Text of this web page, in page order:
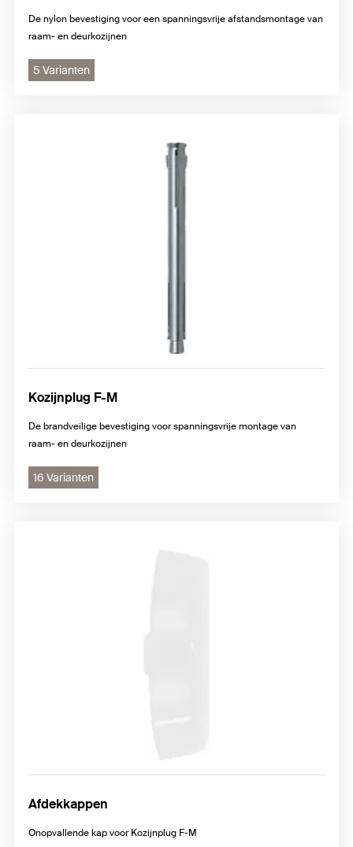
De nylon bevestiging voor een spanningsvrije afstandsmontage van
raam- en deurkozijnen
5 Varianten
Kozijnplug F-M
De brandveilige bevestiging voor spanningsvrije montage van
raam- en deurkozijnen
16 Varianten
Afdekkappen
Onopvallende kap voor Kozijnplug F-M